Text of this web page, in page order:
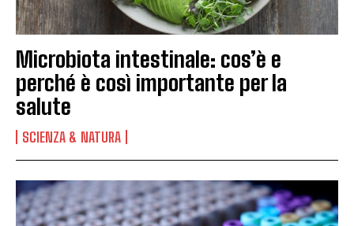
Microbiota intestinale: cos’è e
perché è così importante per la
salute
SCIENZA & NATURA